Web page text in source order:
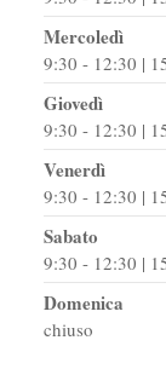
Mercoledì
9:30 - 12:30 |
Giovedì
9:30 - 12:30 |
Venerdì
9:30 - 12:30 |
Sabato
9:30 - 12:30 |
Domenica
chiuso